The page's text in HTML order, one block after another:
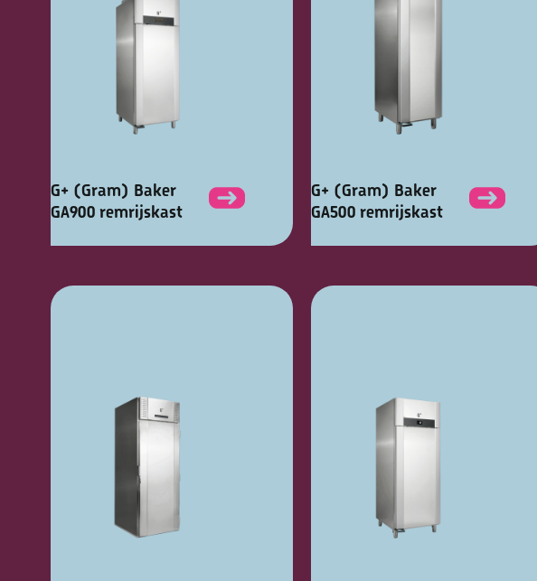
G+ (Gram) Baker
GA900 remrijskast
G+ (Gram) Baker
GA500 remrijskast